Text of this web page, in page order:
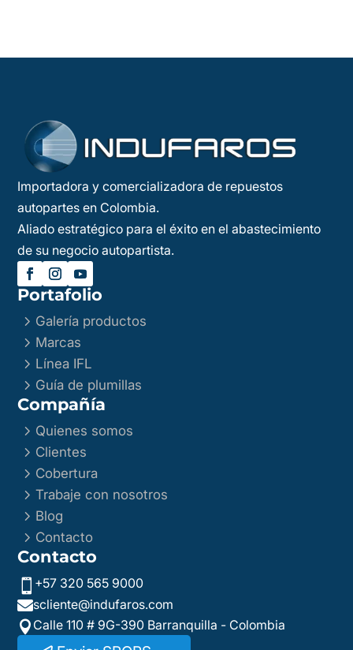
Importadora y comercializadora de repuestos
autopartes en Colombia.
Aliado estratégico para el éxito en el abastecimiento
de su negocio autopartista.
Portafolio
5 Galería productos
5 Marcas
5 Línea IFL
5 Guía de plumillas
Compañía
5 Quienes somos
5 Clientes
5 Cobertura
5Trabaje con nosotros
5 Blog
5 Contacto
Contacto
 +57 320 565 9000
scliente@indufaros.com
 Calle 110 # 9G-390 Barranquilla - Colombia